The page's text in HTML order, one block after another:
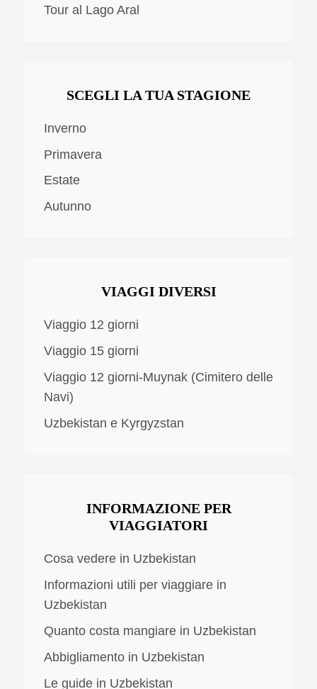
Tour al Lago Aral
SCEGLI LA TUA STAGIONE
Inverno
Primavera
Estate
Autunno
VIAGGI DIVERSI
Viaggio 12 giorni
Viaggio 15 giorni
Viaggio 12 giorni-Muynak (Cimitero delle
Navi)
Uzbekistan e Kyrgyzstan
INFORMAZIONE PER
VIAGGIATORI
Cosa vedere in Uzbekistan
Informazioni utili per viaggiare in
Uzbekistan
Quanto costa mangiare in Uzbekistan
Abbigliamento in Uzbekistan
Le guide in Uzbekistan